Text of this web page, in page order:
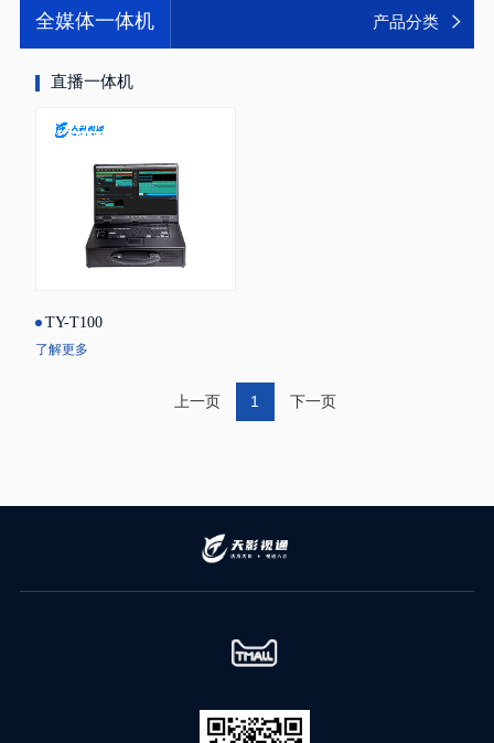
全媒体一体机 产品分类
直播一体机
TY-T100
了解更多
上一页 1 下一页